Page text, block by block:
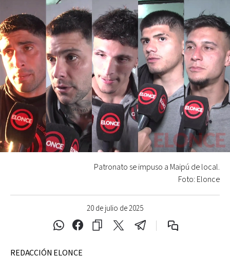
20 de julio de 2025
Patronato se impuso a Maipú de local.
Foto: Elonce
REDACCIÓN ELONCE